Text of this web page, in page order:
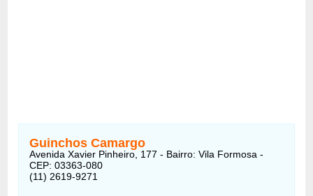
Guinchos Camargo
Avenida Xavier Pinheiro, 177 - Bairro: Vila Formosa -
CEP: 03363-080
(11) 2619-9271